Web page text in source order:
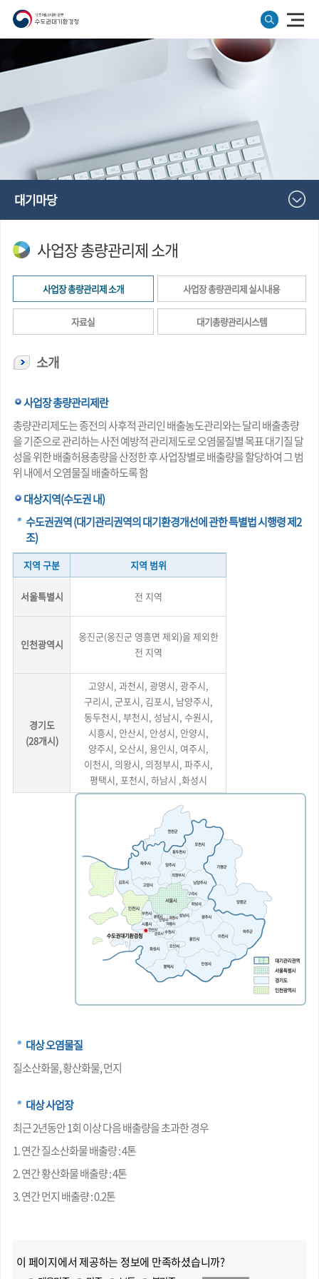
대기마당
사업장 총량관리제 소개
사업장 총량관리제 소개 사업장 총량관리제 실시내용
자료실 대기총량관리시스템
소개
사업장 총량관리제란
총량관리제도는 종전의 사후적 관리인 배출농도관리와는 달리 배출총량
을 기준으로 관리하는 사전 예방적 관리제도로 오염물질별 목표 대기질 달
성을 위한 배출허용총량을 산정한 후 사업장별로 배출량을 할당하여 그 범
위 내에서 오염물질 배출하도록 함
대상지역(수도권 내)
수도권권역 (대기관리권역의 대기환경개선에 관한 특별법 시행령 제2
조)
지역 구분 지역 범위
서울특별시 전 지역
인천광역시
옹진군(옹진군 영흥면 제외)을 제외한
전 지역
경기도
(28개시)
고양시, 과천시, 광명시, 광주시,
구리시, 군포시, 김포시, 남양주시,
동두천시, 부천시, 성남시, 수원시,
시흥시, 안산시, 안성시, 안양시,
양주시, 오산시, 용인시, 여주시,
이천시, 의왕시, 의정부시, 파주시,
평택시, 포천시, 하남시 ,화성시
대상 오염물질
질소산화물, 황산화물, 먼지
대상 사업장
최근 2년동안 1회 이상 다음 배출량을 초과한 경우
1. 연간 질소산화물 배출량 : 4톤
2. 연간 황산화물 배출량 : 4톤
3. 연간 먼지 배출량 : 0.2톤
이 페이지에서 제공하는 정보에 만족하셨습니까?